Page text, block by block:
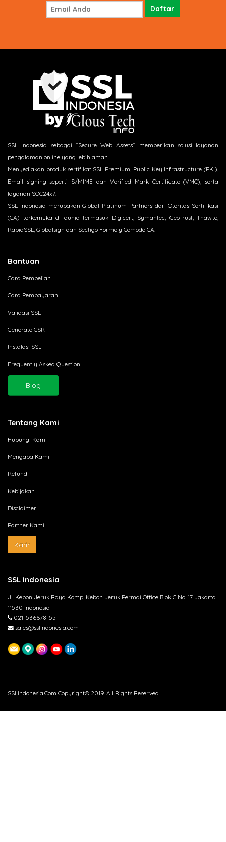
SSL Indonesia sebagai “Secure Web Assets“ memberikan solusi layanan
pengalaman online yang lebih aman.
Menyediakan produk sertifikat SSL Premium, Public Key Infrastructure (PKI),
Email signing seperti S/MIME dan Verified Mark Certificate (VMC), serta
layanan SOC24x7.
SSL Indonesia merupakan Global Platinum Partners dari Otoritas Sertifikasi
(CA) terkemuka di dunia termasuk Digicert, Symantec, GeoTrust, Thawte,
RapidSSL, Globalsign dan Sectigo Formely Comodo CA.
Bantuan
Cara Pembelian
Cara Pembayaran
Validasi SSL
Generate CSR
Instalasi SSL
Frequently Asked Question
Blog
Tentang Kami
Hubungi Kami
Mengapa Kami
Refund
Kebijakan
Disclaimer
Partner Kami
Karir
SSL Indonesia
Jl. Kebon Jeruk Raya Komp. Kebon Jeruk Permai Office Blok C No. 17 Jakarta
11530 Indonesia
021-536678-55
sales@sslindonesia.com
SSLIndonesia.Com Copyright© 2019. All Rights Reserved.